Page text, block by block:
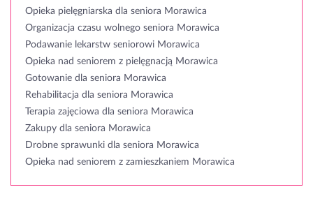
Opieka pielęgniarska dla seniora Morawica
Organizacja czasu wolnego seniora Morawica
Podawanie lekarstw seniorowi Morawica
Opieka nad seniorem z pielęgnacją Morawica
Gotowanie dla seniora Morawica
Rehabilitacja dla seniora Morawica
Terapia zajęciowa dla seniora Morawica
Zakupy dla seniora Morawica
Drobne sprawunki dla seniora Morawica
Opieka nad seniorem z zamieszkaniem Morawica